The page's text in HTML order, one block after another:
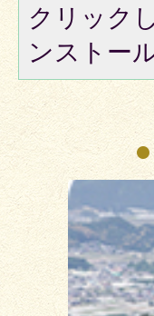
クリック
ンストー
3
枚
目